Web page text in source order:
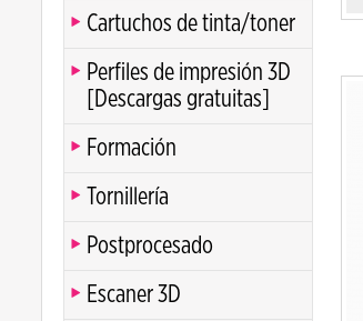
Cartuchos de tinta/toner
Perfiles de impresión 3D
[Descargas gratuitas]
Formación
Tornillería
Postprocesado
Escaner 3D